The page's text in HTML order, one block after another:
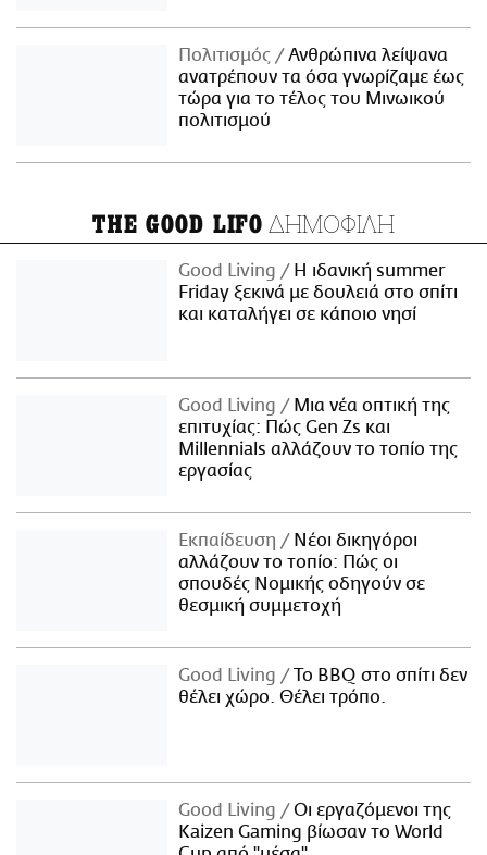
Πολιτισμός
Ανθρώπινα λείψανα
ανατρέπουν τα όσα γνωρίζαμε έως
τώρα για το τέλος του Μινωικού
πολιτισμού
THE GOOD LIFO ΔΗΜΟΦΙΛΗ
Good Living
Η ιδανική summer
Friday ξεκινά με δουλειά στο σπίτι
και καταλήγει σε κάποιο νησί
Good Living
Μια νέα οπτική της
επιτυχίας: Πώς Gen Zs και
Millennials αλλάζουν το τοπίο της
εργασίας
Εκπαίδευση
Νέοι δικηγόροι
αλλάζουν το τοπίο: Πώς οι
σπουδές Νομικής οδηγούν σε
θεσμική συμμετοχή
Good Living
Το BBQ στο σπίτι δεν
θέλει χώρο. Θέλει τρόπο.
Good Living
Οι εργαζόμενοι της
Kaizen Gaming βίωσαν το World